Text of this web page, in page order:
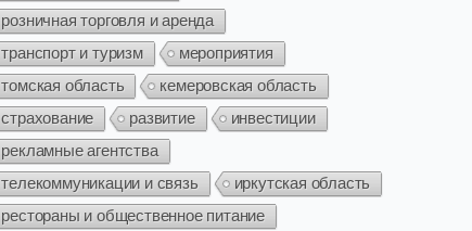
розничная торговля и аренда
транспорт и туризм
мероприятия
томская область
кемеровская область
страхование
развитие
инвестиции
рекламные агентства
телекоммуникации и связь
иркутская область
рестораны и общественное питание